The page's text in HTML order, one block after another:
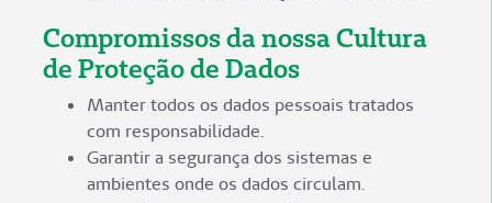
Compromissos da nossa Cultura
de Proteção de Dados
Manter todos os dados pessoais tratados
com responsabilidade.
Garantir a segurança dos sistemas e
ambientes onde os dados circulam.